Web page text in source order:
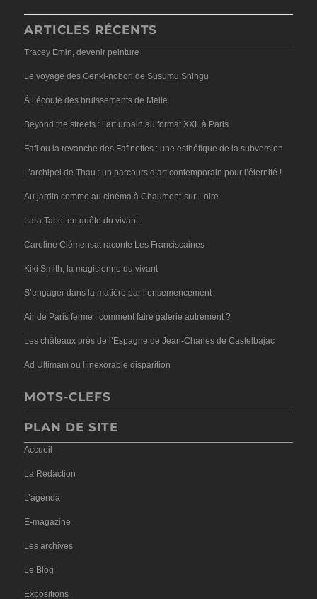
ARTICLES RÉCENTS
Tracey Emin, devenir peinture
Le voyage des Genki-nobori de Susumu Shingu
À l’écoute des bruissements de Melle
Beyond the streets : l’art urbain au format XXL à Paris
Fafi ou la revanche des Fafinettes : une esthétique de la subversion
L’archipel de Thau : un parcours d’art contemporain pour l’éternité !
Au jardin comme au cinéma à Chaumont-sur-Loire
Lara Tabet en quête du vivant
Caroline Clémensat raconte Les Franciscaines
Kiki Smith, la magicienne du vivant
S’engager dans la matière par l’ensemencement
Air de Paris ferme : comment faire galerie autrement ?
Les châteaux près de l’Espagne de Jean-Charles de Castelbajac
Ad Ultimam ou l’inexorable disparition
MOTS-CLEFS
PLAN DE SITE
Accueil
La Rédaction
L’agenda
E-magazine
Les archives
Le Blog
Expositions